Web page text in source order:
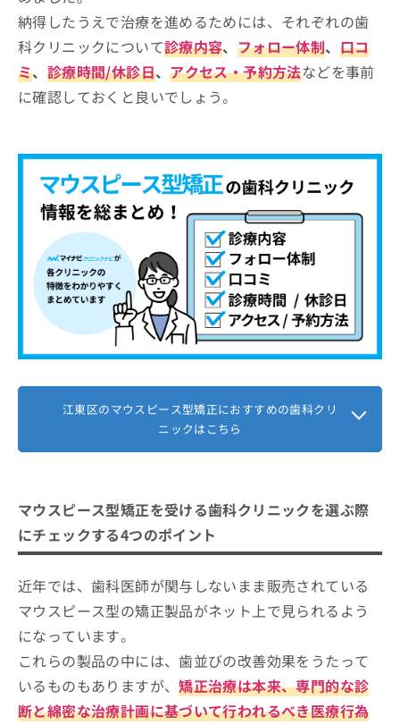
【マウスピース型矯正について】これを知って
から検討しよう！
マウスピース型矯正とは？簡単に解
どんな人に向いているの？
治療の流れ
マウスピース型矯正のメリット
治療期間と通院回数
メンテナンスと日常の注意点
注意すべき点
マウスピース型矯正とワイヤー矯正、
何が違う？
装置の見た目と装着感
取り外しの可否
治療の適応範囲
通院頻度や管理
治療中のトラブルや注意点
費用や期間の違い
マウスピース型矯正に関する質問10選！
まとめ：江東区で評判のマウスピース型矯正に
おすすめの歯科クリニック5選
納得したうえで治療を進めるためには、それぞれの歯
科クリニックについて診療内容、 フォロー体制、 口コ
ミ、 診療時間/休診日、アクセス・予約方法などを事前
に確認しておくと良いでしょう。
江東区のマウスピース型矯正におすすめの歯科クリ
ニックはこちら
マウスピース型矯正を受ける歯科クリニックを選ぶ際
にチェックする4つのポイント
近年では、歯科医師が関与しないまま販売されている
マウスピース型の矯正製品がネット上で見られるよう
になっています。
これらの製品の中には、歯並びの改善効果をうたって
いるものもありますが、矯正治療は本来、専門的な診
断と綿密な治療計画に基づいて行われるべき医療行為
の
お
問
い
合
わ
こ